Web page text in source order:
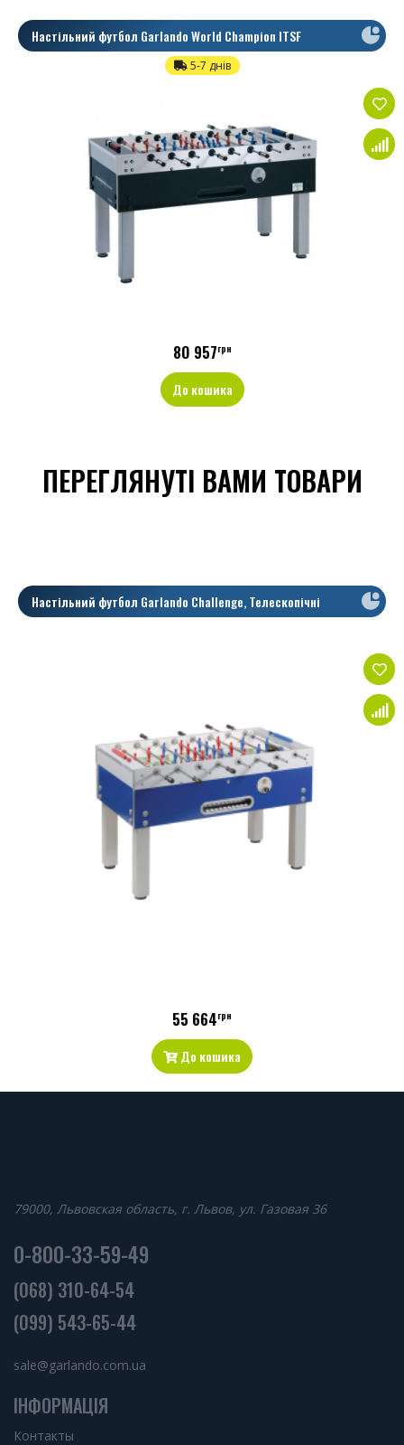
Настільний футбол Garlando World Champion ITSF
5-7 днів
80 957грн
До кошика
ПЕРЕГЛЯНУТІ ВАМИ ТОВАРИ
Настільний футбол Garlando Challenge, Телескопічні
55 664грн
До кошика
79000, Львовская область, г. Львов, ул. Газовая 36
0-800-33-59-49
(068) 310-64-54
(099) 543-65-44
sale@garlando.com.ua
ІНФОРМАЦІЯ
Контакты